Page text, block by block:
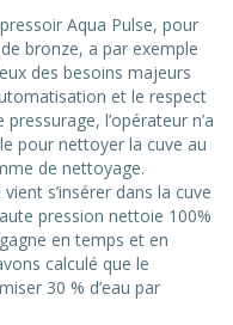
Aqua Pulse, pour
bronze, a par exemple
des besoins majeurs
et le respect
l’opérateur n’a
pour nettoyer la cuve au
de nettoyage.
s’insérer dans la cuve
pression nettoie 100%
en temps et en
calculé que le
30 % d’eau par